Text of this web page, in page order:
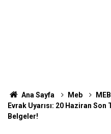
Ana Sayfa Meb
Evrak Uyarısı: 20 Haziran
Belgeler!